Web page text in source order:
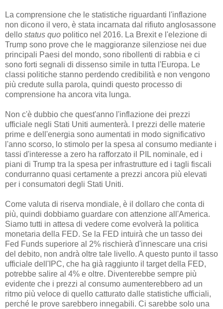
La comprensione che le statistiche riguardanti l'inflazione
non dicono il vero, è stata incarnata dal rifiuto anglosassone
dello status quo politico nel 2016. La Brexit e l'elezione di
Trump sono prove che le maggioranze silenziose nei due
principali Paesi del mondo, sono ribollenti di rabbia e ci
sono forti segnali di dissenso simile in tutta l'Europa. Le
classi politiche stanno perdendo credibilità e non vengono
più credute sulla parola, quindi questo processo di
comprensione ha ancora vita lunga.
Non c'è dubbio che quest'anno l'inflazione dei prezzi
ufficiale negli Stati Uniti aumenterà. I prezzi delle materie
prime e dell'energia sono aumentati in modo significativo
l'anno scorso, lo stimolo per la spesa al consumo mediante i
tassi d'interesse a zero ha rafforzato il PIL nominale, ed i
piani di Trump tra la spesa per infrastrutture ed i tagli fiscali
condurranno quasi certamente a prezzi ancora più elevati
per i consumatori degli Stati Uniti.
Come valuta di riserva mondiale, è il dollaro che conta di
più, quindi dobbiamo guardare con attenzione all'America.
Siamo tutti in attesa di vedere come evolverà la politica
monetaria della FED. Se la FED intuirà che un tasso dei
Fed Funds superiore al 2% rischierà d'innescare una crisi
del debito, non andrà oltre tale livello. A questo punto il tasso
ufficiale dell'IPC, che ha già raggiunto il target della FED,
potrebbe salire al 4% e oltre. Diventerebbe sempre più
evidente che i prezzi al consumo aumenterebbero ad un
ritmo più veloce di quello catturato dalle statistiche ufficiali,
perché le prove sarebbero innegabili. Ci sarebbe solo una